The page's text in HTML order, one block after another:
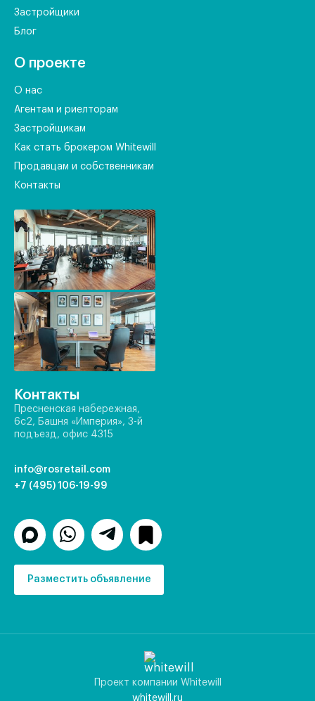
Застройщики
Блог
О проекте
О нас
Агентам и риелторам
Застройщикам
Как стать брокером Whitewill
Продавцам и собственникам
Контакты
Контакты
Пресненская набережная,
6с2, Башня «Империя», 3-й
подъезд, офис 4315
info@rosretail.com
+7 (495) 106-19-99
Разместить объявление
Проект компании Whitewill
whitewill.ru